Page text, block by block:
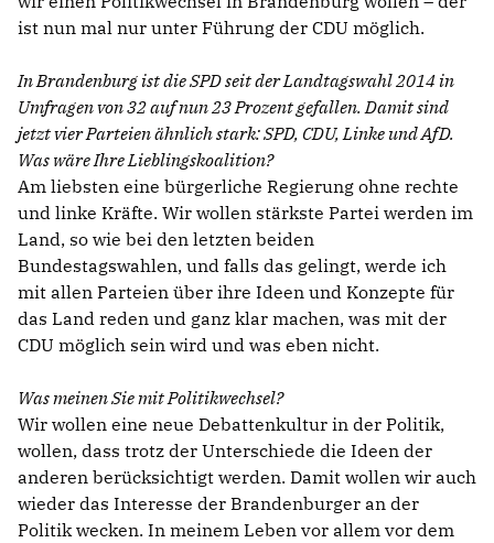
ist nun mal nur unter Führung der CDU möglich.
In Brandenburg ist die SPD seit der Landtagswahl 2014 in
Umfragen von 32 auf nun 23 Prozent gefallen. Damit sind
jetzt vier Parteien ähnlich stark: SPD, CDU, Linke und AfD.
Was wäre Ihre Lieblingskoalition?
Am liebsten eine bürgerliche Regierung ohne rechte
und linke Kräfte. Wir wollen stärkste Partei werden im
Land, so wie bei den letzten beiden
Bundestagswahlen, und falls das gelingt, werde ich
mit allen Parteien über ihre Ideen und Konzepte für
das Land reden und ganz klar machen, was mit der
CDU möglich sein wird und was eben nicht.
Was meinen Sie mit Politikwechsel?
Wir wollen eine neue Debattenkultur in der Politik,
wollen, dass trotz der Unterschiede die Ideen der
anderen berücksichtigt werden. Damit wollen wir auch
wieder das Interesse der Brandenburger an der
Politik wecken. In meinem Leben vor allem vor dem